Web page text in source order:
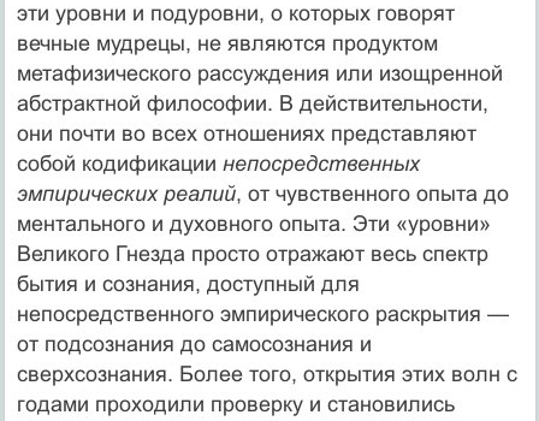
эти уровни и подуровни, о которых говорят
вечные мудрецы, не являются продуктом
метафизического рассуждения или изощренной
абстрактной философии. В действительности,
они почти во всех отношениях представляют
собой кодификации непосредственных
эмпирических реалий, от чувственного опыта до
ментального и духовного опыта. Эти «уровни»
Великого Гнезда просто отражают весь спектр
бытия и сознания, доступный для
непосредственного эмпирического раскрытия —
от подсознания до самосознания и
сверхсознания. Более того, открытия этих волн с
годами проходили проверку и становились